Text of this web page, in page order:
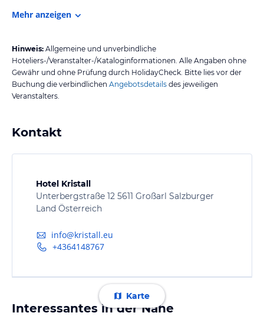
Mehr anzeigen
Hinweis: Allgemeine und unverbindliche
Hoteliers-/Veranstalter-/Kataloginformationen. Alle Angaben ohne
Gewähr und ohne Prüfung durch HolidayCheck. Bitte lies vor der
Buchung die verbindlichen Angebotsdetails des jeweiligen
Veranstalters.
Kontakt
Hotel Kristall
Unterbergstraße 12 5611 Großarl Salzburger
Land Österreich
info@kristall.eu
+4364148767
Karte
Interessantes in der Nähe